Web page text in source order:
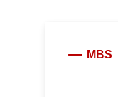
MBS